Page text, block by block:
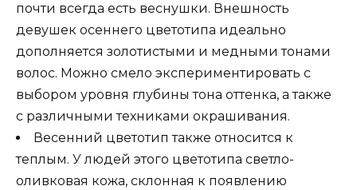
почти всегда есть веснушки. Внешность
девушек осеннего цветотипа идеально
дополняется золотистыми и медными тонами
волос. Можно смело экспериментировать с
выбором уровня глубины тона оттенка, а также
с различными техниками окрашивания.
Весенний цветотип также относится к
теплым. У людей этого цветотипа светло-
оливковая кожа, склонная к появлению